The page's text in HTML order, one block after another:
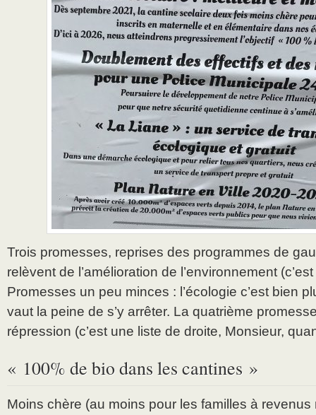
Trois promesses, reprises des programmes de
relèvent de l’amélioration de l’environnement
Promesses un peu minces : l’écologie c’est bien
vaut la peine de s’y arrêter. La quatrième
répression (c’est une liste de droite, Monsieur,
« 100% de bio dans les cantines »
Moins chère (au moins pour les familles à